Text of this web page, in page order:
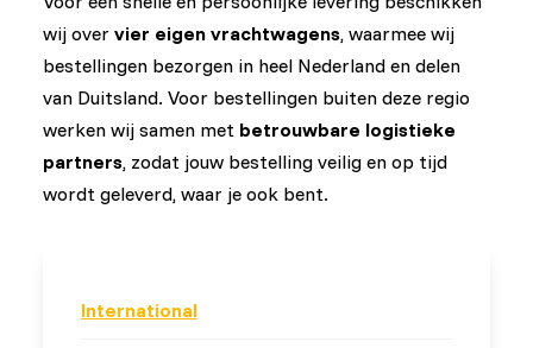
wij over vier eigen vrachtwagens, waarmee wij
bestellingen bezorgen in heel Nederland en delen
van Duitsland. Voor bestellingen buiten deze regio
werken wij samen met betrouwbare logistieke
partners, zodat jouw bestelling veilig en op tijd
wordt geleverd, waar je ook bent.
International